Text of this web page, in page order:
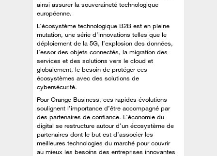
ainsi assurer la souveraineté technologique
européenne.
L’écosystème technologique B2B est en pleine
mutation, une série d’innovations telles que le
déploiement de la 5G, l’explosion des données,
l’essor des objets connectés, la migration des
services et des solutions vers le cloud et
globalement, le besoin de protéger ces
écosystèmes avec des solutions de
cybersécurité.
Pour Orange Business, ces rapides évolutions
soulignent l’importance d’être accompagné par
des partenaires de confiance. L’économie du
digital se restructure autour d’un écosystème de
partenaires dont le but est d’associer les
meilleures technologies du marché pour couvrir
au mieux les besoins des entreprises innovantes